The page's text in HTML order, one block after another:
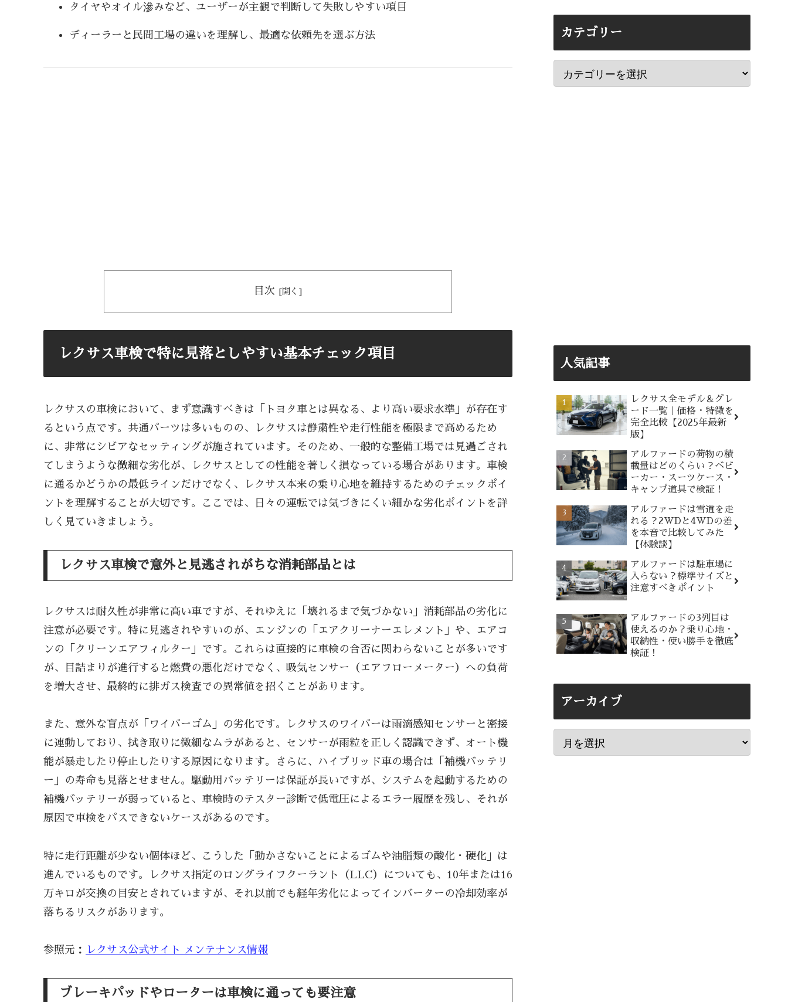
タイヤやオイル滲みなど、ユーザーが主観で判断して失敗しやすい項目
ディーラーと民間工場の違いを理解し、最適な依頼先を選ぶ方法
目次
レクサス車検で特に見落としやすい基本チェック項目
レクサスの車検において、まず意識すべきは「トヨタ車とは異なる、より高い要求水準」が存在す
るという点です。共通パーツは多いものの、レクサスは静粛性や走行性能を極限まで高めるため
に、非常にシビアなセッティングが施されています。そのため、一般的な整備工場では見過ごされ
てしまうような微細な劣化が、レクサスとしての性能を著しく損なっている場合があります。車検
に通るかどうかの最低ラインだけでなく、レクサス本来の乗り心地を維持するためのチェックポイ
ントを理解することが大切です。ここでは、日々の運転では気づきにくい細かな劣化ポイントを詳
しく見ていきましょう。
レクサス車検で意外と見逃されがちな消耗部品とは
レクサスは耐久性が非常に高い車ですが、それゆえに「壊れるまで気づかない」消耗部品の劣化に
注意が必要です。特に見逃されやすいのが、エンジンの「エアクリーナーエレメント」や、エアコ
ンの「クリーンエアフィルター」です。これらは直接的に車検の合否に関わらないことが多いです
が、目詰まりが進行すると燃費の悪化だけでなく、吸気センサー（エアフローメーター）への負荷
を増大させ、最終的に排ガス検査での異常値を招くことがあります。
また、意外な盲点が「ワイパーゴム」の劣化です。レクサスのワイパーは雨滴感知センサーと密接
に連動しており、拭き取りに微細なムラがあると、センサーが雨粒を正しく認識できず、オート機
能が暴走したり停止したりする原因になります。さらに、ハイブリッド車の場合は「補機バッテリ
ー」の寿命も見落とせません。駆動用バッテリーは保証が長いですが、システムを起動するための
補機バッテリーが弱っていると、車検時のテスター診断で低電圧によるエラー履歴を残し、それが
原因で車検をパスできないケースがあるのです。
特に走行距離が少ない個体ほど、こうした「動かさないことによるゴムや油脂類の酸化・硬化」は
進んでいるものです。レクサス指定のロングライフクーラント（LLC）についても、10年または16
万キロが交換の目安とされていますが、それ以前でも経年劣化によってインバーターの冷却効率が
落ちるリスクがあります。
参照元： レクサス公式サイト メンテナンス情報
ブレーキパッドやローターは車検に通っても要注意
カテゴリー
人気記事
レクサス全モデル＆グレ
ード一覧｜価格・特徴を
完全比較【2025年最新
版】
アルファードの荷物の積
載量はどのくらい？ベビ
ーカー・スーツケース・
キャンプ道具で検証！
アルファードは雪道を走
れる？2WDと4WDの差
を本音で比較してみた
【体験談】
アルファードは駐車場に
入らない？標準サイズと
注意すべきポイント
アルファードの3列目は
使えるのか？乗り心地・
収納性・使い勝手を徹底
検証！
アーカイブ